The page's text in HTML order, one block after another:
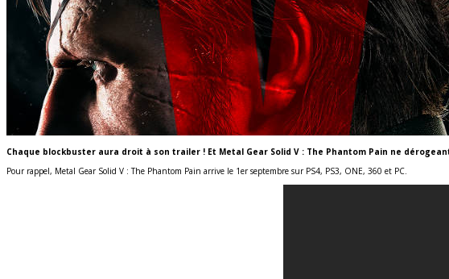
Chaque blockbuster aura droit à son trailer ! Et Metal Gear Solid V : The Phantom Pain ne
Pour rappel, Metal Gear Solid V : The Phantom Pain arrive le 1er septembre sur PS4, PS3, ONE, 360 et PC.